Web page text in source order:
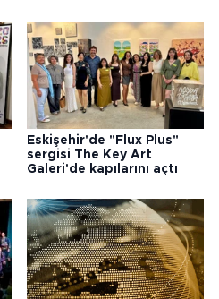
Eskişehir'de "Flux Plus"
sergisi The Key Art
Galeri'de kapılarını açtı